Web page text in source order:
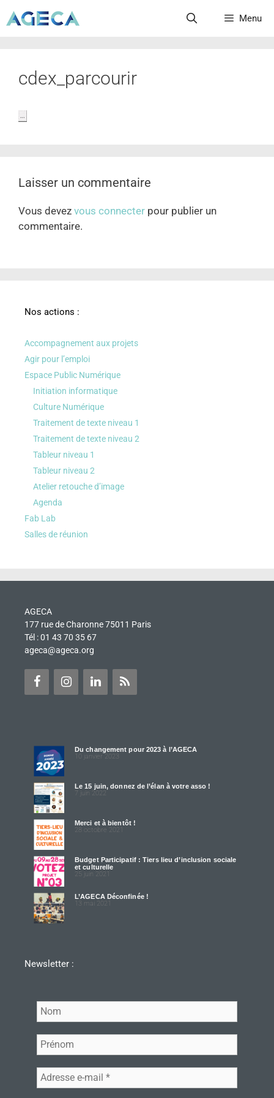
Menu
cdex_parcourir
Laisser un commentaire
Vous devez vous connecter pour publier un
commentaire.
Nos actions :
Accompagnement aux projets
Agir pour l’emploi
Espace Public Numérique
Initiation informatique
Culture Numérique
Traitement de texte niveau 1
Traitement de texte niveau 2
Tableur niveau 1
Tableur niveau 2
Atelier retouche d’image
Agenda
Fab Lab
Salles de réunion
AGECA
177 rue de Charonne 75011 Paris
Tél : 01 43 70 35 67
ageca@ageca.org
Du changement pour 2023 à l’AGECA
10 janvier 2023
Le 15 juin, donnez de l’élan à votre asso !
7 juin 2022
Merci et à bientôt !
28 octobre 2021
Budget Participatif : Tiers lieu d’inclusion sociale
et culturelle
25 juin 2021
L’AGECA Déconfinée !
13 mai 2021
Newsletter :